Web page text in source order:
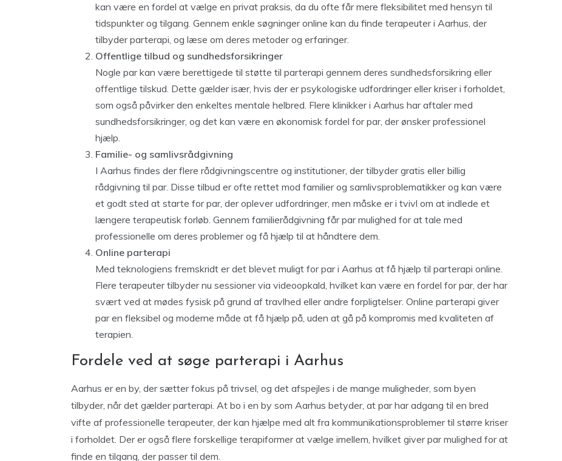
kan være en fordel at vælge en privat praksis, da du ofte får mere fleksibilitet med hensyn til
tidspunkter og tilgang. Gennem enkle søgninger online kan du finde terapeuter i Aarhus, der
tilbyder parterapi, og læse om deres metoder og erfaringer.
Offentlige tilbud og sundhedsforsikringer
Nogle par kan være berettigede til støtte til parterapi gennem deres sundhedsforsikring eller
offentlige tilskud. Dette gælder især, hvis der er psykologiske udfordringer eller kriser i forholdet,
som også påvirker den enkeltes mentale helbred. Flere klinikker i Aarhus har aftaler med
sundhedsforsikringer, og det kan være en økonomisk fordel for par, der ønsker professionel
hjælp.
Familie- og samlivsrådgivning
I Aarhus findes der flere rådgivningscentre og institutioner, der tilbyder gratis eller billig
rådgivning til par. Disse tilbud er ofte rettet mod familier og samlivsproblematikker og kan være
et godt sted at starte for par, der oplever udfordringer, men måske er i tvivl om at indlede et
længere terapeutisk forløb. Gennem familierådgivning får par mulighed for at tale med
professionelle om deres problemer og få hjælp til at håndtere dem.
Online parterapi
Med teknologiens fremskridt er det blevet muligt for par i Aarhus at få hjælp til parterapi online.
Flere terapeuter tilbyder nu sessioner via videoopkald, hvilket kan være en fordel for par, der har
svært ved at mødes fysisk på grund af travlhed eller andre forpligtelser. Online parterapi giver
par en fleksibel og moderne måde at få hjælp på, uden at gå på kompromis med kvaliteten af
terapien.
Fordele ved at søge parterapi i Aarhus
Aarhus er en by, der sætter fokus på trivsel, og det afspejles i de mange muligheder, som byen
tilbyder, når det gælder parterapi. At bo i en by som Aarhus betyder, at par har adgang til en bred
vifte af professionelle terapeuter, der kan hjælpe med alt fra kommunikationsproblemer til større kriser
i forholdet. Der er også flere forskellige terapiformer at vælge imellem, hvilket giver par mulighed for at
finde en tilgang, der passer til dem.